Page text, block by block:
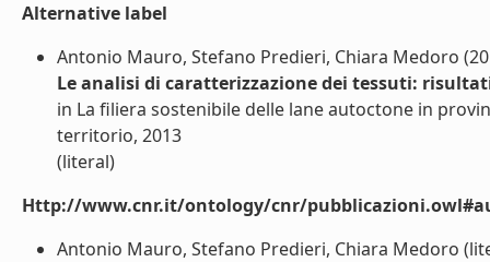
Alternative label
Antonio Mauro, Stefano Predieri, Chiara Medoro
Le analisi di caratterizzazione dei tessuti:
in La filiera sostenibile delle lane autoctone in
territorio, 2013
(literal)
Http://www.cnr.it/ontology/cnr/
Antonio Mauro, Stefano Predieri, Chiara Medoro